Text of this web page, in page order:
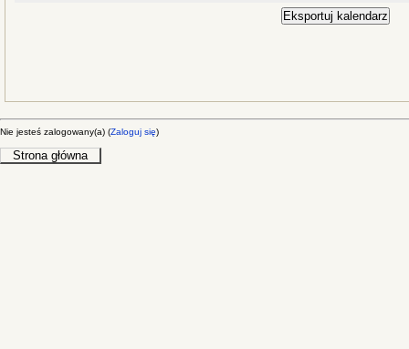
Nie jesteś zalogowany(a) (Zaloguj się)
Strona główna